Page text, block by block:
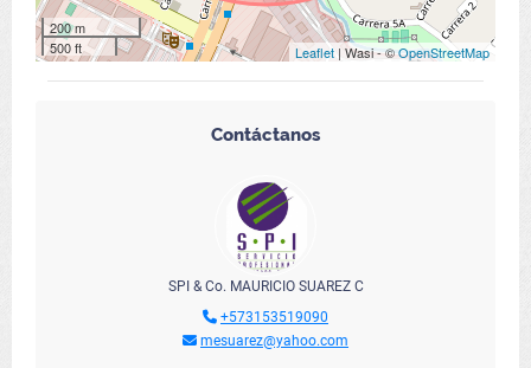
200 m
500 ft
Leaflet | Wasi - ©OpenStreetMap
Contáctanos
SPI & Co. MAURICIO SUAREZ C
+573153519090
mesuarez@yahoo.com